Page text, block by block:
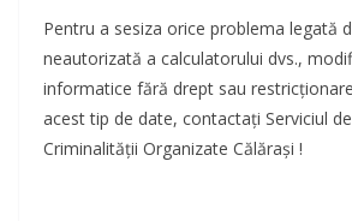
Pentru a sesiza orice problema legată
neautorizată a calculatorului dvs.,
informatice fără drept sau
acest tip de date, contactaţi Serviciul
Criminalităţii Organizate Călăraşi !